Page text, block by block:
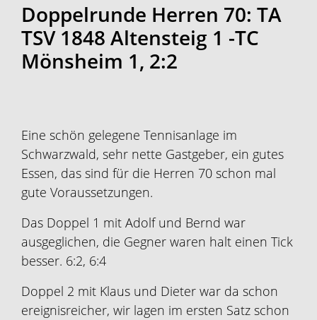
Doppelrunde Herren 70: TA
TSV 1848 Altensteig 1 -TC
Mönsheim 1, 2:2
Eine schön gelegene Tennisanlage im
Schwarzwald, sehr nette Gastgeber, ein gutes
Essen, das sind für die Herren 70 schon mal
gute Voraussetzungen.
Das Doppel 1 mit Adolf und Bernd war
ausgeglichen, die Gegner waren halt einen Tick
besser. 6:2, 6:4
Doppel 2 mit Klaus und Dieter war da schon
ereignisreicher, wir lagen im ersten Satz schon